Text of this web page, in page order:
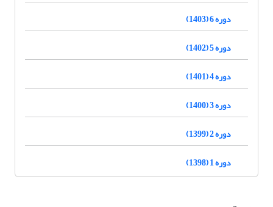
دوره 6 (1403)
دوره 5 (1402)
دوره 4 (1401)
دوره 3 (1400)
دوره 2 (1399)
دوره 1 (1398)